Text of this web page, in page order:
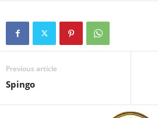
Previous article
Spingo